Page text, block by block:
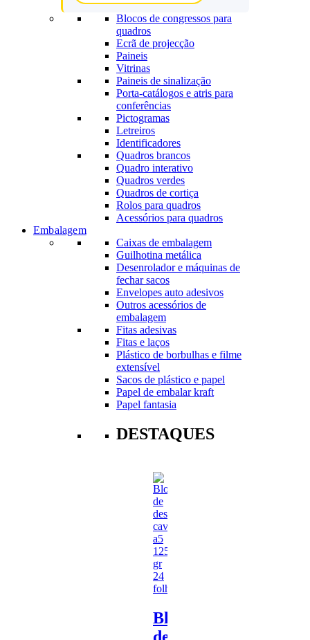
Blocos de congressos para
quadros
Ecrã de projecção
Paineis
Vitrinas
Paineis de sinalização
Porta-catálogos e atris para
conferências
Pictogramas
Letreiros
Identificadores
Quadros brancos
Quadro interativo
Quadros verdes
Quadros de cortiça
Rolos para quadros
Acessórios para quadros
Embalagem
Caixas de embalagem
Guilhotina metálica
Desenrolador e máquinas de
fechar sacos
Envelopes auto adesivos
Outros acessórios de
embalagem
Fitas adesivas
Fitas e laços
Plástico de borbulhas e filme
extensível
Sacos de plástico e papel
Papel de embalar kraft
Papel fantasia
DESTAQUES
Bloco
de